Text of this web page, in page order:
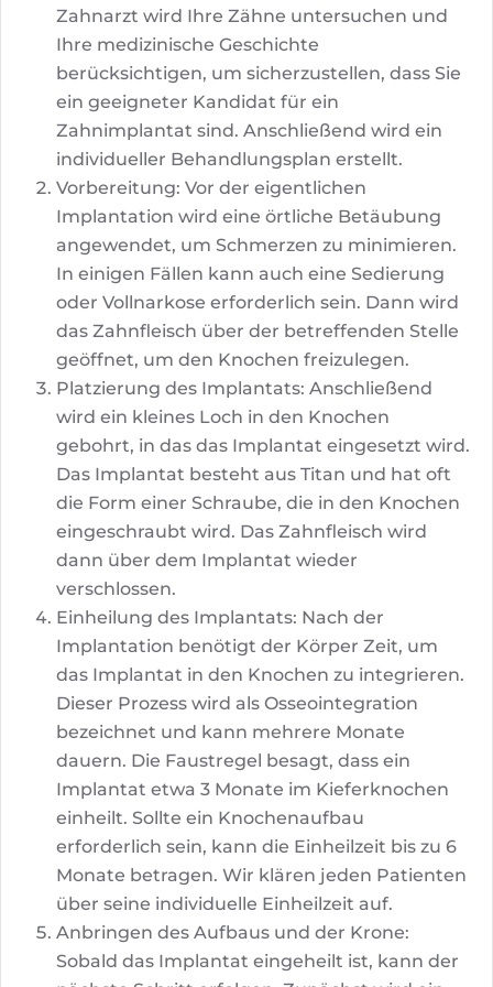
Zahnarzt wird Ihre Zähne untersuchen und
Ihre medizinische Geschichte
berücksichtigen, um sicherzustellen, dass Sie
ein geeigneter Kandidat für ein
Zahnimplantat sind. Anschließend wird ein
individueller Behandlungsplan erstellt.
Vorbereitung: Vor der eigentlichen
Implantation wird eine örtliche Betäubung
angewendet, um Schmerzen zu minimieren.
In einigen Fällen kann auch eine Sedierung
oder Vollnarkose erforderlich sein. Dann wird
das Zahnfleisch über der betreffenden Stelle
geöffnet, um den Knochen freizulegen.
Platzierung des Implantats: Anschließend
wird ein kleines Loch in den Knochen
gebohrt, in das das Implantat eingesetzt wird.
Das Implantat besteht aus Titan und hat oft
die Form einer Schraube, die in den Knochen
eingeschraubt wird. Das Zahnfleisch wird
dann über dem Implantat wieder
verschlossen.
Einheilung des Implantats: Nach der
Implantation benötigt der Körper Zeit, um
das Implantat in den Knochen zu integrieren.
Dieser Prozess wird als Osseointegration
bezeichnet und kann mehrere Monate
dauern. Die Faustregel besagt, dass ein
Implantat etwa 3 Monate im Kieferknochen
einheilt. Sollte ein Knochenaufbau
erforderlich sein, kann die Einheilzeit bis zu 6
Monate betragen. Wir klären jeden Patienten
über seine individuelle Einheilzeit auf.
Anbringen des Aufbaus und der Krone:
Sobald das Implantat eingeheilt ist, kann der